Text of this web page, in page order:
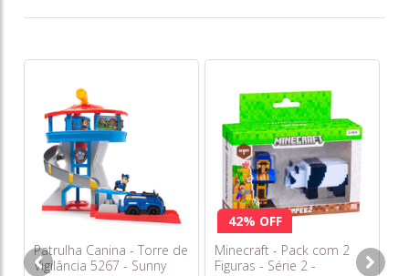
Patrulha Canina - Torre de
Vigilância 5267 - Sunny
42% OFF
Minecraft - Pack com 2
Figuras - Série 2 -